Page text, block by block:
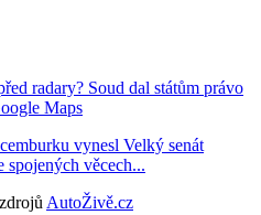
radary? Soud dal státům právo
Maps
vynesl Velký senát
spojených věcech...
AutoŽivě.cz